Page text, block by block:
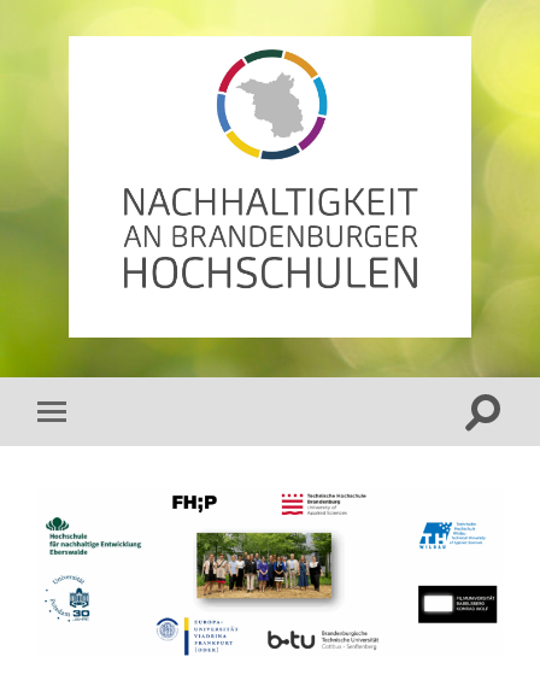
AG
Nachhaltigkeit
an
Mobile-
Menü